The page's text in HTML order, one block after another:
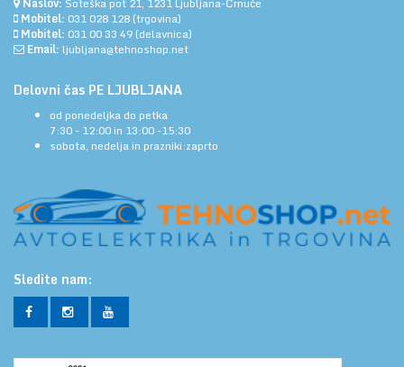
Mobitel: 031 028 128 (trgovina)
Mobitel: 031 00 33 49 (delavnica)
Email: ljubljana@tehnoshop.net
Delovni čas PE LJUBLJANA
od ponedeljka do petka
7:30 - 12:00 in 13:00 -15:30
sobota, nedelja in prazniki:zaprto
Sledite nam: